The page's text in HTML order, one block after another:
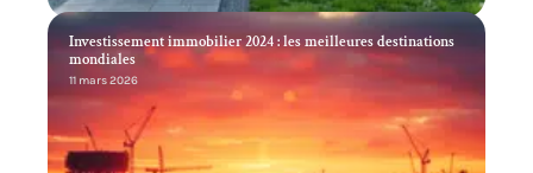
Investissement immobilier 2024 : les meilleures destinations
mondiales
11 mars 2026